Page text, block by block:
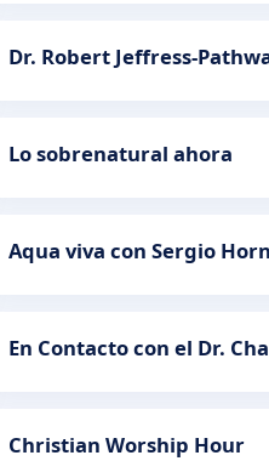
Dr. Robert Jeffress-
Lo sobrenatural ahora
Aqua viva con Sergio
En Contacto con el Dr.
Christian Worship Hour